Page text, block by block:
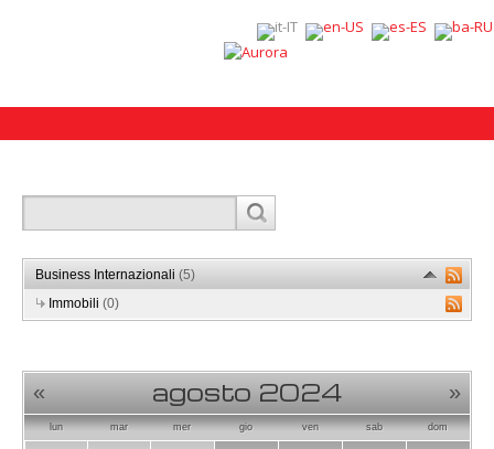
Business Internazionali (5)
Immobili (0)
« agosto 2024 »
lun mar mer gio ven sab dom